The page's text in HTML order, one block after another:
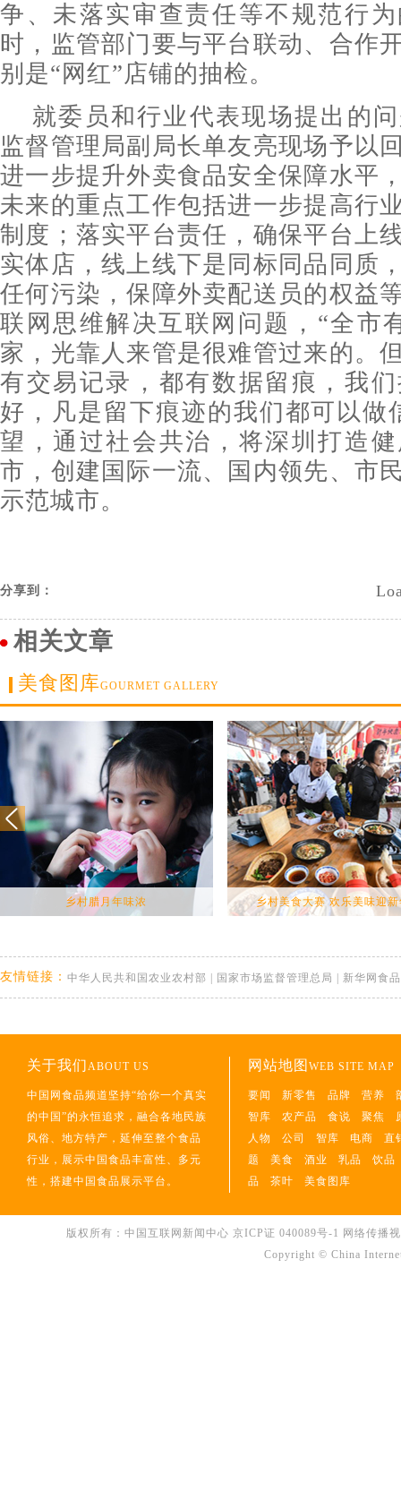
争、未落实审查责任等不规范行
时，监管部门要与平台联动、合作
别是“网红”店铺的抽检。
就委员和行业代表现场提出的
监督管理局副局长单友亮现场予以
进一步提升外卖食品安全保障水平
未来的重点工作包括进一步提高行
制度；落实平台责任，确保平台上
实体店，线上线下是同标同品同质
任何污染，保障外卖配送员的权益
联网思维解决互联网问题，“全市
家，光靠人来管是很难管过来的。
有交易记录，都有数据留痕，我
好，凡是留下痕迹的我们都可以做
望，通过社会共治，将深圳打造
市，创建国际一流、国内领先、市
示范城市。
分享到：
相关文章
美食图库GOURMET GALLERY
乡村腊月年味浓 乡村美食大赛 欢乐美味迎
友情链接： 中华人民共和国农业农村部 国家市场监督管理总局 新华网食品
关于我们ABOUT US
中国网食品频道坚持“给你一个真实
的中国”的永恒追求，融合各地民族
风俗、地方特产，延伸至整个食品
行业，展示中国食品丰富性、多元
性，搭建中国食品展示平台。
网站地图 WEB SITE MAP
要闻 新零售 品牌 营养
智库
农产品 食说 聚焦
人物
公司 智库 电商
直
题
美食 酒业 乳品
饮品
品
茶叶 美食图库
版权所有：中国互联网新闻中心 京ICP证 040089号-1 网络传播
Copyright © China